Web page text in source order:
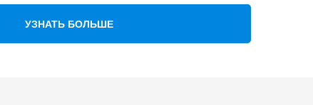
УЗНАТЬ БОЛЬШЕ